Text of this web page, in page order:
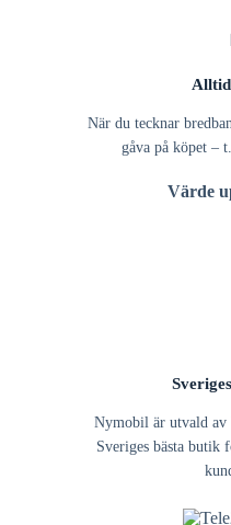
När du tecknar
gåva på köpet –
Värde
Nymobil är utvald av
Sveriges bästa butik